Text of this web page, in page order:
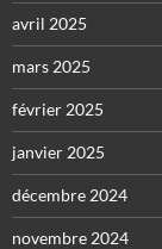
avril 2025
mars 2025
février 2025
janvier 2025
décembre 2024
novembre 2024